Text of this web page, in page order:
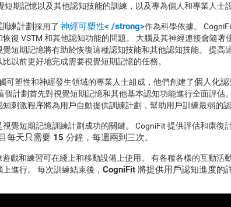
短期記憶以及其他認知技能的訓練，以及專為個人和專業人士
練計劃採用了 神經可塑性< /strong>作為科學依據。
復 VSTM 和其他認知功能的問題。 大腦及其神經連接會隨著
短期記憶將有助於恢復這種認知技能和其他認知技能。 提高
以前更好地完成需要視覺短期記憶的任務。
可塑性和神經發生領域的專業人士組成，他們創建了個人化
個計劃首先對視覺短期記憶和其他基本認知功能進行全面評估
刺激程序將為用戶自動提供訓練計劃，幫助用戶訓練最弱的認
覺短期記憶訓練計劃成功的關鍵。 CogniFit 提供評估和康復
每天只需要 15 分鐘，每週兩到三次。
戲和練習可在綫上和移動設備上使用。 有各種各樣的互動活
進行。 每次訓練結束後， CogniFit 將提供用戶認知進度的